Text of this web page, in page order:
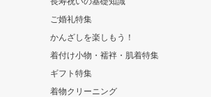
ご婚礼特集
かんざしを楽しもう！
着付け小物・襦袢・肌着特集
ギフト特集
着物クリーニング